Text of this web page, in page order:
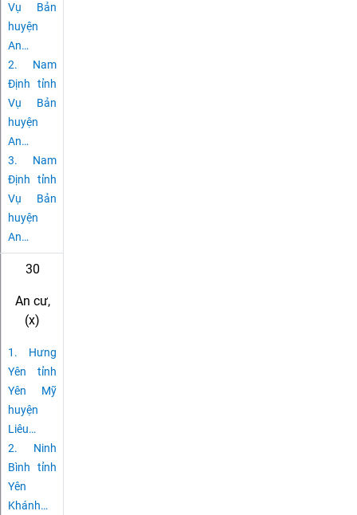
Vụ Bản
huyện
An…
2. Nam
Định tỉnh
Vụ Bản
huyện
An…
3. Nam
Định tỉnh
Vụ Bản
huyện
An…
30
An cư,
(x)
1. Hưng
Yên tỉnh
Yên Mỹ
huyện
Liêu…
2. Ninh
Bình tỉnh
Yên
Khánh…